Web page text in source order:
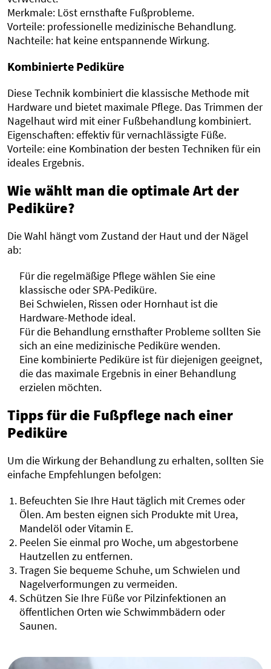
Merkmale: Löst ernsthafte Fußprobleme.
Vorteile: professionelle medizinische Behandlung.
Nachteile: hat keine entspannende Wirkung.
Kombinierte Pediküre
Diese Technik kombiniert die klassische Methode mit
Hardware und bietet maximale Pflege. Das Trimmen der
Nagelhaut wird mit einer Fußbehandlung kombiniert.
Eigenschaften: effektiv für vernachlässigte Füße.
Vorteile: eine Kombination der besten Techniken für ein
ideales Ergebnis.
Wie wählt man die optimale Art der
Pediküre?
Die Wahl hängt vom Zustand der Haut und der Nägel
ab:
Für die regelmäßige Pflege wählen Sie eine
klassische oder SPA-Pediküre.
Bei Schwielen, Rissen oder Hornhaut ist die
Hardware-Methode ideal.
Für die Behandlung ernsthafter Probleme sollten Sie
sich an eine medizinische Pediküre wenden.
Eine kombinierte Pediküre ist für diejenigen geeignet,
die das maximale Ergebnis in einer Behandlung
erzielen möchten.
Tipps für die Fußpflege nach einer
Pediküre
Um die Wirkung der Behandlung zu erhalten, sollten Sie
einfache Empfehlungen befolgen:
Befeuchten Sie Ihre Haut täglich mit Cremes oder
Ölen. Am besten eignen sich Produkte mit Urea,
Mandelöl oder Vitamin E.
Peelen Sie einmal pro Woche, um abgestorbene
Hautzellen zu entfernen.
Tragen Sie bequeme Schuhe, um Schwielen und
Nagelverformungen zu vermeiden.
Schützen Sie Ihre Füße vor Pilzinfektionen an
öffentlichen Orten wie Schwimmbädern oder
Saunen.